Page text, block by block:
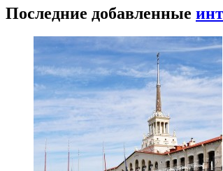
Последние добавленные